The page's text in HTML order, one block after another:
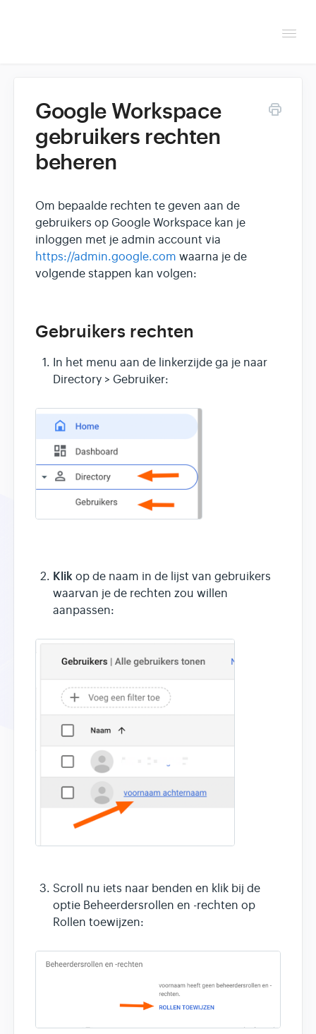
Helpdesk
Optimaliseren & debuggen
Contact
Klantenpaneel →
Google Workspace
gebruikers rechten
beheren
Om bepaalde rechten te geven aan de
gebruikers op Google Workspace kan je
inloggen met je admin account via
https://admin.google.com waarna je de
volgende stappen kan volgen:
Gebruikers rechten
In het menu aan de linkerzijde ga je naar
Directory > Gebruiker:
Klik op de naam in de lijst van gebruikers
waarvan je de rechten zou willen
aanpassen:
Scroll nu iets naar benden en klik bij de
optie Beheerdersrollen en -rechten op
Rollen toewijzen: